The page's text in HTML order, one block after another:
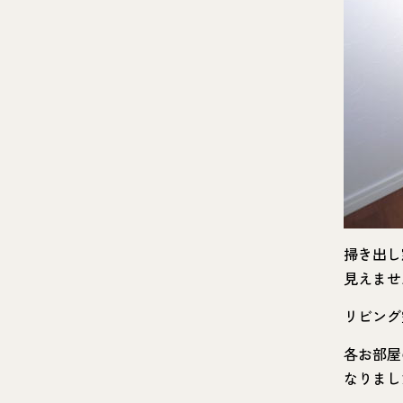
掃き出
見えま
リビン
各お部
なりま